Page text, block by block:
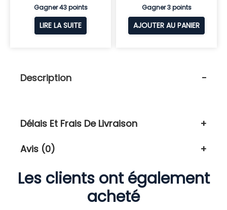
Gagner 43 points
LIRE LA SUITE
Gagner 3 points
AJOUTER AU PANIER
Description
Délais Et Frais De Livraison
Avis (0)
Les clients ont également
acheté